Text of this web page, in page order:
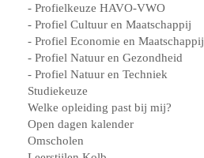
- Profielkeuze HAVO-VWO
- Profiel Cultuur en Maatschappij
- Profiel Economie en Maatschappij
- Profiel Natuur en Gezondheid
- Profiel Natuur en Techniek
Studiekeuze
Welke opleiding past bij mij?
Open dagen kalender
Omscholen